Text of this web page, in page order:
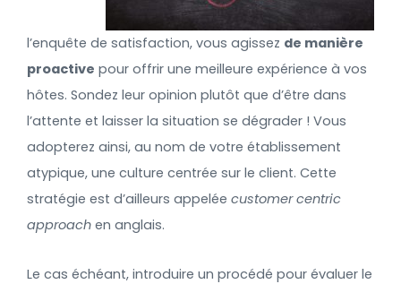
l’enquête de satisfaction, vous agissez de manière
proactive pour offrir une meilleure expérience à vos
hôtes. Sondez leur opinion plutôt que d’être dans
l’attente et laisser la situation se dégrader ! Vous
adopterez ainsi, au nom de votre établissement
atypique, une culture centrée sur le client. Cette
stratégie est d’ailleurs appelée customer centric
approach en anglais.
Le cas échéant, introduire un procédé pour évaluer le